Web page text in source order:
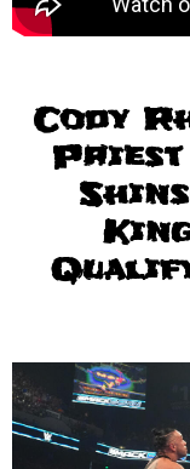
Cody
Priest